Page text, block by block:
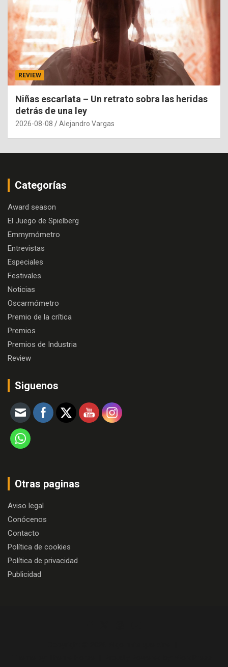
REVIEW
Niñas escarlata – Un retrato sobra las heridas
detrás de una ley
2026-08-08 Alejandro Vargas
Categorías
Award season
El Juego de Spielberg
Emmymómetro
Entrevistas
Especiales
Festivales
Noticias
Oscarmómetro
Premio de la crítica
Premios
Premios de Industria
Review
Siguenos
Otras paginas
Aviso legal
Conócenos
Contacto
Política de cookies
Política de privacidad
Publicidad